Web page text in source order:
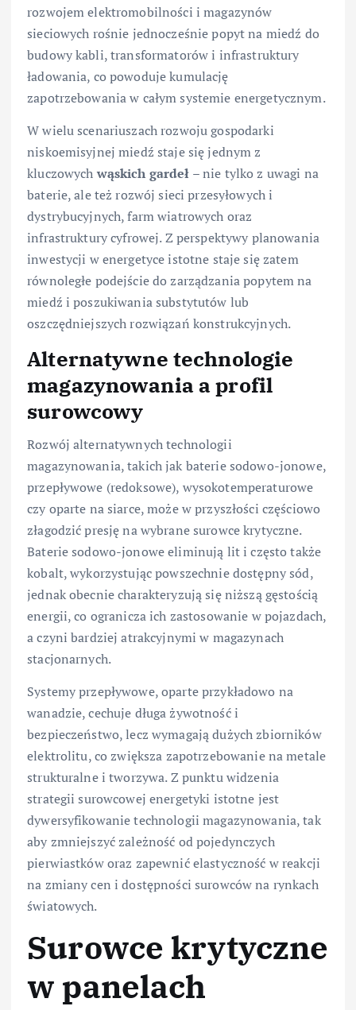
rozwojem elektromobilności i magazynów
sieciowych rośnie jednocześnie popyt na miedź do
budowy kabli, transformatorów i infrastruktury
ładowania, co powoduje kumulację
zapotrzebowania w całym systemie energetycznym.
W wielu scenariuszach rozwoju gospodarki
niskoemisyjnej miedź staje się jednym z
kluczowychwąskich gardeł – nie tylko z uwagi na
baterie, ale też rozwój sieci przesyłowych i
dystrybucyjnych, farm wiatrowych oraz
infrastruktury cyfrowej. Z perspektywy planowania
inwestycji w energetyce istotne staje się zatem
równoległe podejście do zarządzania popytem na
miedź i poszukiwania substytutów lub
oszczędniejszych rozwiązań konstrukcyjnych.
Alternatywne technologie
magazynowania a profil
surowcowy
Rozwój alternatywnych technologii
magazynowania, takich jak baterie sodowo-jonowe,
przepływowe (redoksowe), wysokotemperaturowe
czy oparte na siarce, może w przyszłości częściowo
złagodzić presję na wybrane surowce krytyczne.
Baterie sodowo-jonowe eliminują lit i często także
kobalt, wykorzystując powszechnie dostępny sód,
jednak obecnie charakteryzują się niższą gęstością
energii, co ogranicza ich zastosowanie w pojazdach,
a czyni bardziej atrakcyjnymi w magazynach
stacjonarnych.
Systemy przepływowe, oparte przykładowo na
wanadzie, cechuje długa żywotność i
bezpieczeństwo, lecz wymagają dużych zbiorników
elektrolitu, co zwiększa zapotrzebowanie na metale
strukturalne i tworzywa. Z punktu widzenia
strategii surowcowej energetyki istotne jest
dywersyfikowanie technologii magazynowania, tak
aby zmniejszyć zależność od pojedynczych
pierwiastków oraz zapewnić elastyczność w reakcji
na zmiany cen i dostępności surowców na rynkach
światowych.
Surowce krytyczne
w panelach